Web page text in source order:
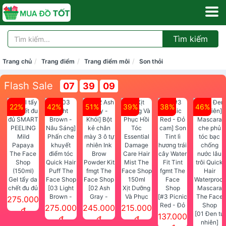
Tìm kiếm
Trang chủ Trang điểm Trang điểm môi Son thỏi
Flash Sale 07 39 09
22%
Gel tẩy da
chết đu đủ
SMART
PEELING
275.000
đ
42%
[03 Light
Brown -
Nâu Sáng]
Phấn che
275.000
đ
51%
[02 Ash
Gray -
Khói] Bột
kẻ chân
245.000
đ
39%
Xịt Dưỡng
Và Phục
Hồi Tóc
Essential
215.000
đ
38%
[#3 Picnic
Red - Đỏ
cam] Son
137.000
46%
[01 Đen tự
nhiên]